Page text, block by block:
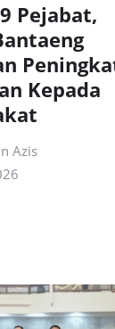
Pejabat,
Kepada
Azis